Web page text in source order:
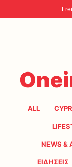
ALL
NEWS &
ΕΙΔΗΣΕΙΣ